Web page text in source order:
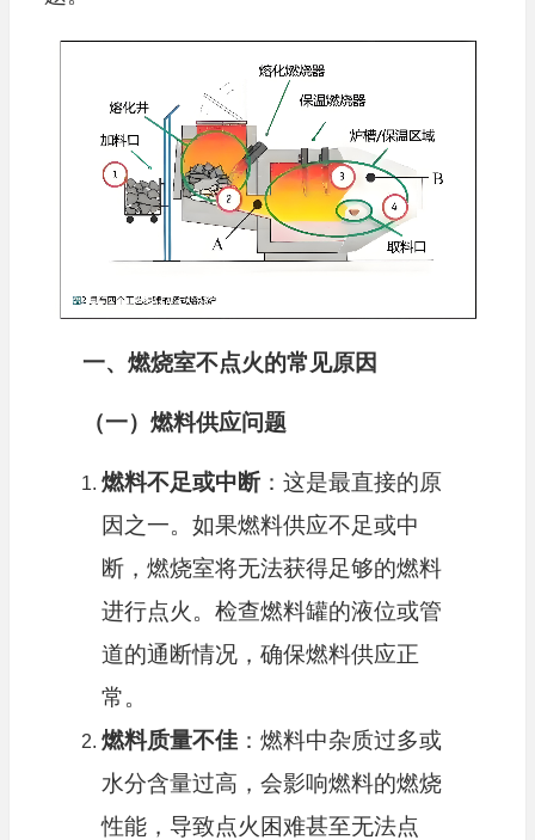
一、燃烧室不点火的常见原因
（一）燃料供应问题
燃料不足或中断：这是最直接的原
因之一。如果燃料供应不足或中
断，燃烧室将无法获得足够的燃料
进行点火。检查燃料罐的液位或管
道的通断情况，确保燃料供应正
常。
燃料质量不佳：燃料中杂质过多或
水分含量过高，会影响燃料的燃烧
性能，导致点火困难甚至无法点